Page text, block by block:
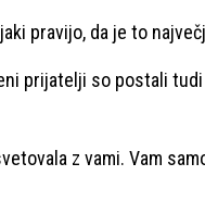
pravijo, da je to
prijatelji so postali tudi
z vami. Vam